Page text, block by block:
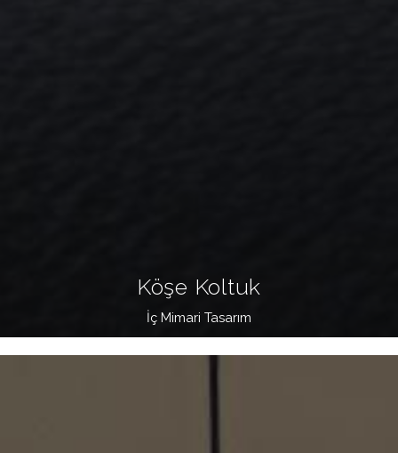
Köşe Koltuk
İç Mimari Tasarım